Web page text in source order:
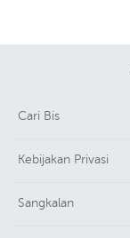
Cari Bis
Kebijakan Privasi
Sangkalan